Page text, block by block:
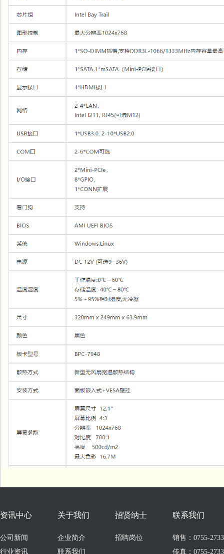
资讯中心
公司新闻
行业资讯
关于我们
企业简介
联系我们
招贤纳士
招聘岗位
联系我们
销售：0755-
传真：0755-